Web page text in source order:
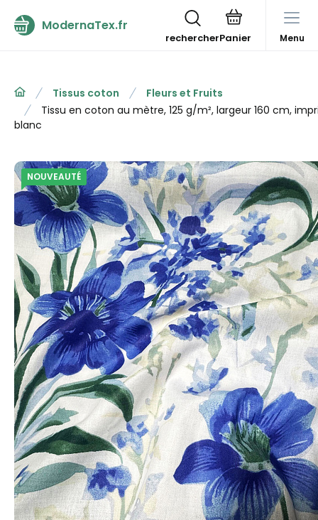
ModernaTex.fr
rechercher Menu
Tissus coton
Fleurs et Fruits
Tissu en coton au mètre, 125 g/m², largeur 160 cm,
blanc
NOUVEAUTÉ